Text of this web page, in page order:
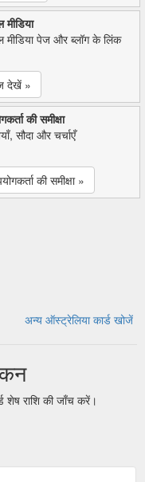
मीडिया पेज और ब्लॉग के लिंक
देखें »
की समीक्षा
सौदा और चर्चाएँ
की समीक्षा »
अन्य ऑस्ट्रेलिया कार्ड खोजें
शेष राशि की जाँच करें।